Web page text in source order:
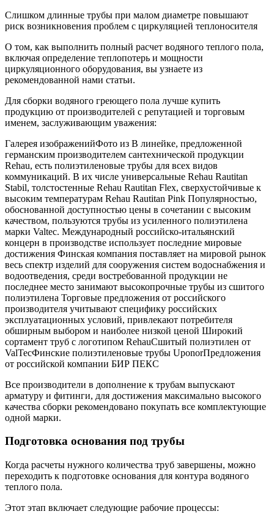
Слишком длинные трубы при малом диаметре повышают
риск возникновения проблем с циркуляцией теплоносителя
О том, как выполнить полный расчет водяного теплого пола,
включая определение теплопотерь и мощности
циркуляционного оборудования, вы узнаете из
рекомендованной нами статьи.
Для сборки водяного греющего пола лучше купить
продукцию от производителей с репутацией и торговым
именем, заслуживающим уважения:
Галерея изображенийФото из В линейке, предложенной
германским производителем сантехнической продукции
Rehau, есть полиэтиленовые трубы для всех видов
коммуникаций. В их числе универсальные Rehau Rautitan
Stabil, толстостенные Rehau Rautitan Flex, сверхустойчивые к
высоким температурам Rehau Rautitan Pink Популярностью,
обоснованной доступностью цены в сочетании с высоким
качеством, пользуются трубы из усиленного полиэтилена
марки Valtec. Международный российско-итальянский
концерн в производстве использует последние мировые
достижения Финская компания поставляет на мировой рынок
весь спектр изделий для сооружения систем водоснабжения и
водоотведения, среди востребованной продукции не
последнее место занимают высокопрочные трубы из сшитого
полиэтилена Торговые предложения от российского
производителя учитывают специфику российских
эксплуатационных условий, привлекают потребителя
обширным выбором и наиболее низкой ценой Широкий
сортамент труб с логотипом RehauСшитый полиэтилен от
ValTecФинские полиэтиленовые трубы UponorПредложения
от российской компании БИР ПЕКС
Все производители в дополнение к трубам выпускают
арматуру и фитинги, для достижения максимально высокого
качества сборки рекомендовано покупать все комплектующие
одной марки.
Подготовка основания под трубы
Когда расчеты нужного количества труб завершены, можно
переходить к подготовке основания для контура водяного
теплого пола.
Этот этап включает следующие рабочие процессы: